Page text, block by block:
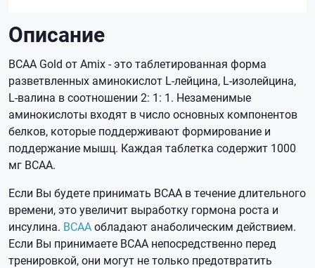
Описание
BCAA Gold от Amix - это таблетированная форма
разветвленных аминокислот L-лейцина, L-изолейцина,
L-валина в соотношении 2: 1: 1. Незаменимые
аминокислоты входят в число основных компонентов
белков, которые поддерживают формирование и
поддержание мышц. Каждая таблетка содержит 1000
мг BCAA.
Если Вы будете принимать BCAA в течение длительного
времени, это увеличит выработку гормона роста и
инсулина. BCAAобладают анаболическим действием.
Если Вы принимаете BCAA непосредственно перед
тренировкой, они могут не только предотвратить